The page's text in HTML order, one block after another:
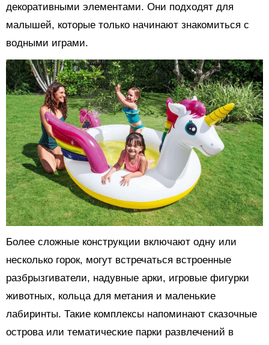
декоративными элементами. Они подходят для
малышей, которые только начинают знакомиться с
водными играми.
Более сложные конструкции включают одну или
несколько горок, могут встречаться встроенные
разбрызгиватели, надувные арки, игровые фигурки
животных, кольца для метания и маленькие
лабиринты. Такие комплексы напоминают сказочные
острова или тематические парки развлечений в